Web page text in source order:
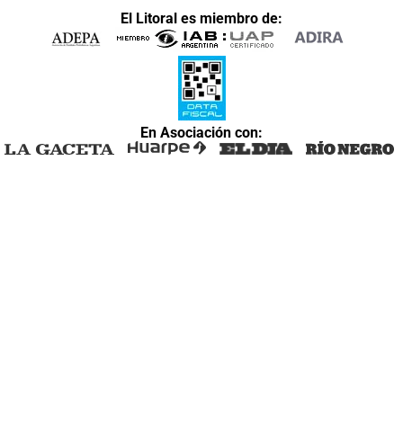
El Litoral es miembro de:
En Asociación con: